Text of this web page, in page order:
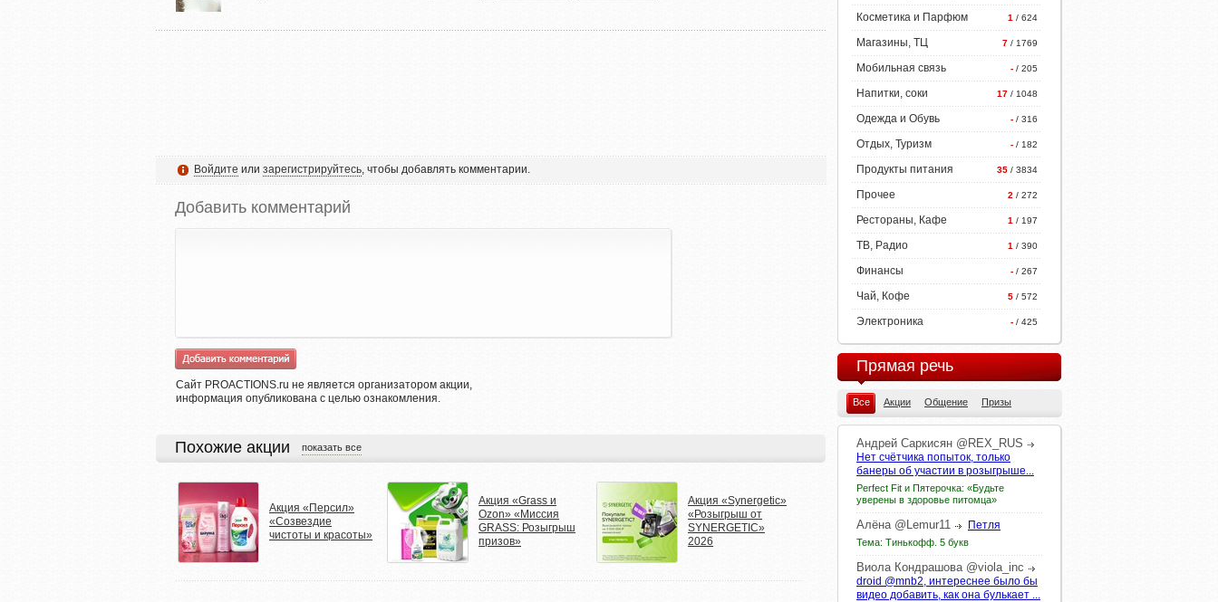
Войдите или зарегистрируйтесь, чтобы добавлять комментарии.
Добавить комментарий
Сайт PROACTIONS.ru не является организатором акции,
информация опубликована с целью ознакомления.
Похожие акции показать все
Акция «Персил»
«Созвездие
чистоты и красоты»
Акция «Grass и
Ozon» «Миссия
GRASS: Розыгрыш
призов»
Акция «Synergetic»
«Розыгрыш от
SYNERGETIC»
2026
1 / 624
Косметика и Парфюм
7 / 1769
Магазины, ТЦ
- / 205
Мобильная связь
17 / 1048
Напитки, соки
- / 316
Одежда и Обувь
- / 182
Отдых, Туризм
35 / 3834
Продукты питания
2 / 272
Прочее
1 / 197
Рестораны, Кафе
1 / 390
ТВ, Радио
- / 267
Финансы
5 / 572
Чай, Кофе
- / 425
Электроника
Прямая речь
Все Акции Общение Призы
Андрей Саркисян @REX_RUS
Нет счётчика попыток, только
банеры об участии в розыгрыше...
Perfect Fit и Пятерочка: «Будьте
уверены в здоровье питомца»
Алёна @Lemur11 Петля
Тема: Тинькофф. 5 букв
Виола Кондрашова @viola_inc
droid @mnb2, интереснее было бы
видео добавить, как она булькает ...